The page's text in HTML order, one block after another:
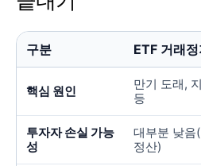
구분 ETF 거래정
핵심 원인
만기 도래,
등
투자자 손실 가능
성
대부분 낮음
정산)